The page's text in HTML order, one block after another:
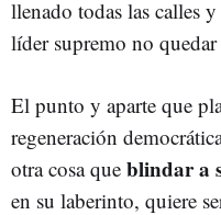
llenado todas las calles
líder supremo no
El punto y aparte que
regeneración
otra cosa que blindar a
en su laberinto, quiere